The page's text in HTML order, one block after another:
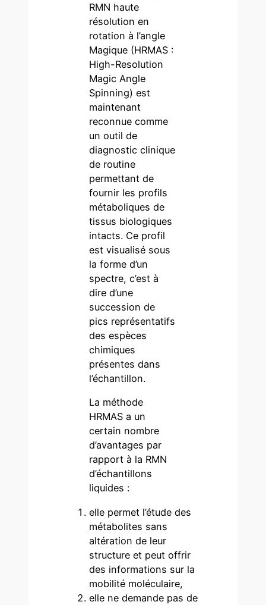
RMN haute
résolution en
rotation à l’angle
Magique (HRMAS :
High-Resolution
Magic Angle
Spinning) est
maintenant
reconnue comme
un outil de
diagnostic clinique
de routine
permettant de
fournir les profils
métaboliques de
tissus biologiques
intacts. Ce profil
est visualisé sous
la forme d’un
spectre, c’est à
dire d’une
succession de
pics représentatifs
des espèces
chimiques
présentes dans
l’échantillon.
La méthode
HRMAS a un
certain nombre
d’avantages par
rapport à la RMN
d’échantillons
liquides :
elle permet l’étude des
métabolites sans
altération de leur
structure et peut offrir
des informations sur la
mobilité moléculaire,
elle ne demande pas de